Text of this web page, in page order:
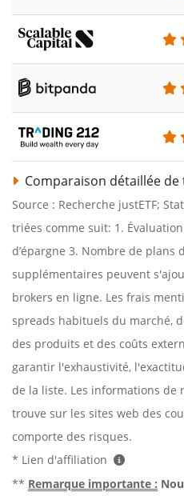
Comparaison détaillée
Source : Recherche justETF;
triées comme suit: 1.
d’épargne 3. Nombre de plans
supplémentaires peuvent
brokers en ligne. Les frais
spreads habituels du marché,
des produits et des coûts
garantir l'exhaustivité,
de la liste. Les informations de
trouve sur les sites web des
comporte des risques.
* Lien d'affiliation
** Remarque importante :